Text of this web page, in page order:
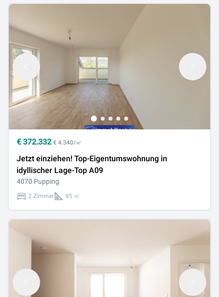
€ 372.332 € 4.340/㎡
Jetzt einziehen! Top-Eigentumswohnung in
idyllischer Lage-Top A09
4070 Pupping
2 Zimmer 85 ㎡